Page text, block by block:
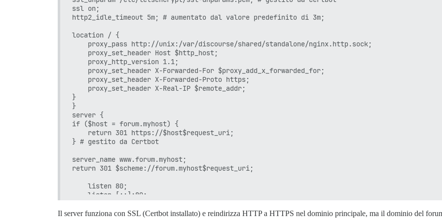
ssl on;
http2_idle_timeout 5m; # aumentato dal valore predefinito di 3m;
location / {
    proxy_pass http://unix:/var/discourse/shared/standalone/nginx.http.sock;
    proxy_set_header Host $http_host;
    proxy_http_version 1.1;
    proxy_set_header X-Forwarded-For $proxy_add_x_forwarded_for;
    proxy_set_header X-Forwarded-Proto https;
    proxy_set_header X-Real-IP $remote_addr;
}
}
server {
if ($host = forum.myhost) {
    return 301 https://$host$request_uri;
} # gestito da Certbot
server_name www.forum.myhost;
return 301 $scheme://forum.myhost$request_uri;
    listen 80;
    listen [::]:80;
    server_name forum.myhost;
Il server funziona con SSL (Certbot installato) e reindirizza HTTP a HTTPS nel dominio principale, ma il dominio del